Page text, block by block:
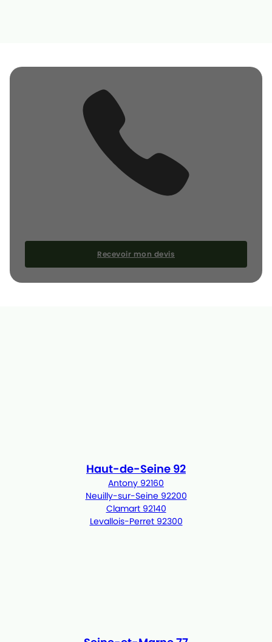
Recevoir mon devis
Haut-de-Seine 92
Antony 92160
Neuilly-sur-Seine 92200
Clamart 92140
Levallois-Perret 92300